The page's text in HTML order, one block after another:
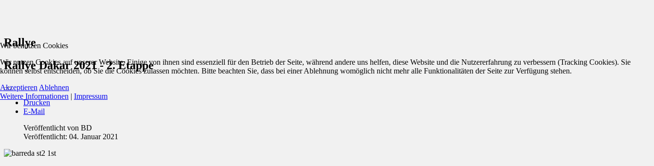
Rallye
Rallye Dakar 2021 - 2. Etappe
Drucken
E-Mail
Veröffentlicht von BD
Veröffentlicht: 04. Januar 2021
Wir benutzen Cookies
Wir nutzen Cookies auf unserer Website. Einige von ihnen sind essenziell für den Betrieb der Seite, während andere uns helfen, diese Website und die Nutzererfahrung zu verbessern (Tracking Cookies). Sie
können selbst entscheiden, ob Sie die Cookies zulassen möchten. Bitte beachten Sie, dass bei einer Ablehnung womöglich nicht mehr alle Funktionalitäten der Seite zur Verfügung stehen.
Akzeptieren Ablehnen
Weitere Informationen | Impressum